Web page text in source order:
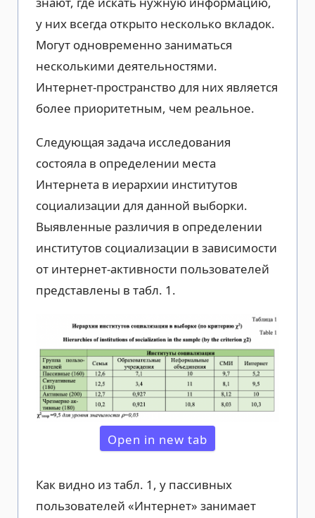
у них всегда открыто несколько вкладок.
Могут одновременно заниматься
несколькими деятельностями.
Интернет-пространство для них является
более приоритетным, чем реальное.
Следующая задача исследования
состояла в определении места
Интернета в иерархии институтов
социализации для данной выборки.
Выявленные различия в определении
институтов социализации в зависимости
от интернет-активности пользователей
представлены в табл. 1.
Open in new tab
Как видно из табл. 1, у пассивных
пользователей «Интернет» занимает